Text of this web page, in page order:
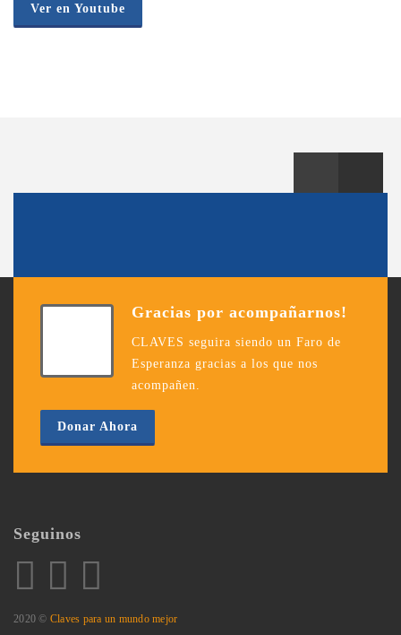
Ver en Youtube
Gracias por acompañarnos!
CLAVES seguira siendo un Faro de
Esperanza gracias a los que nos
acompañen.
Donar Ahora
Seguinos
2020 © Claves para un mundo mejor